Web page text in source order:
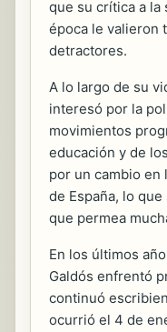
que su crítica a la
época le valieron
detractores.
A lo largo de su
interesó por la
movimientos
educación y de
por un cambio
de España, lo
que permea
En los últimos
Galdós enfrentó
continuó
ocurrió el 4 de